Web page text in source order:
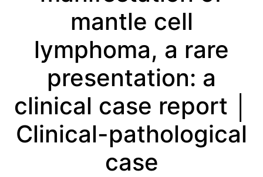
mantle cell
lymphoma, a rare
presentation: a
clinical case report │
Clinical-pathological
case